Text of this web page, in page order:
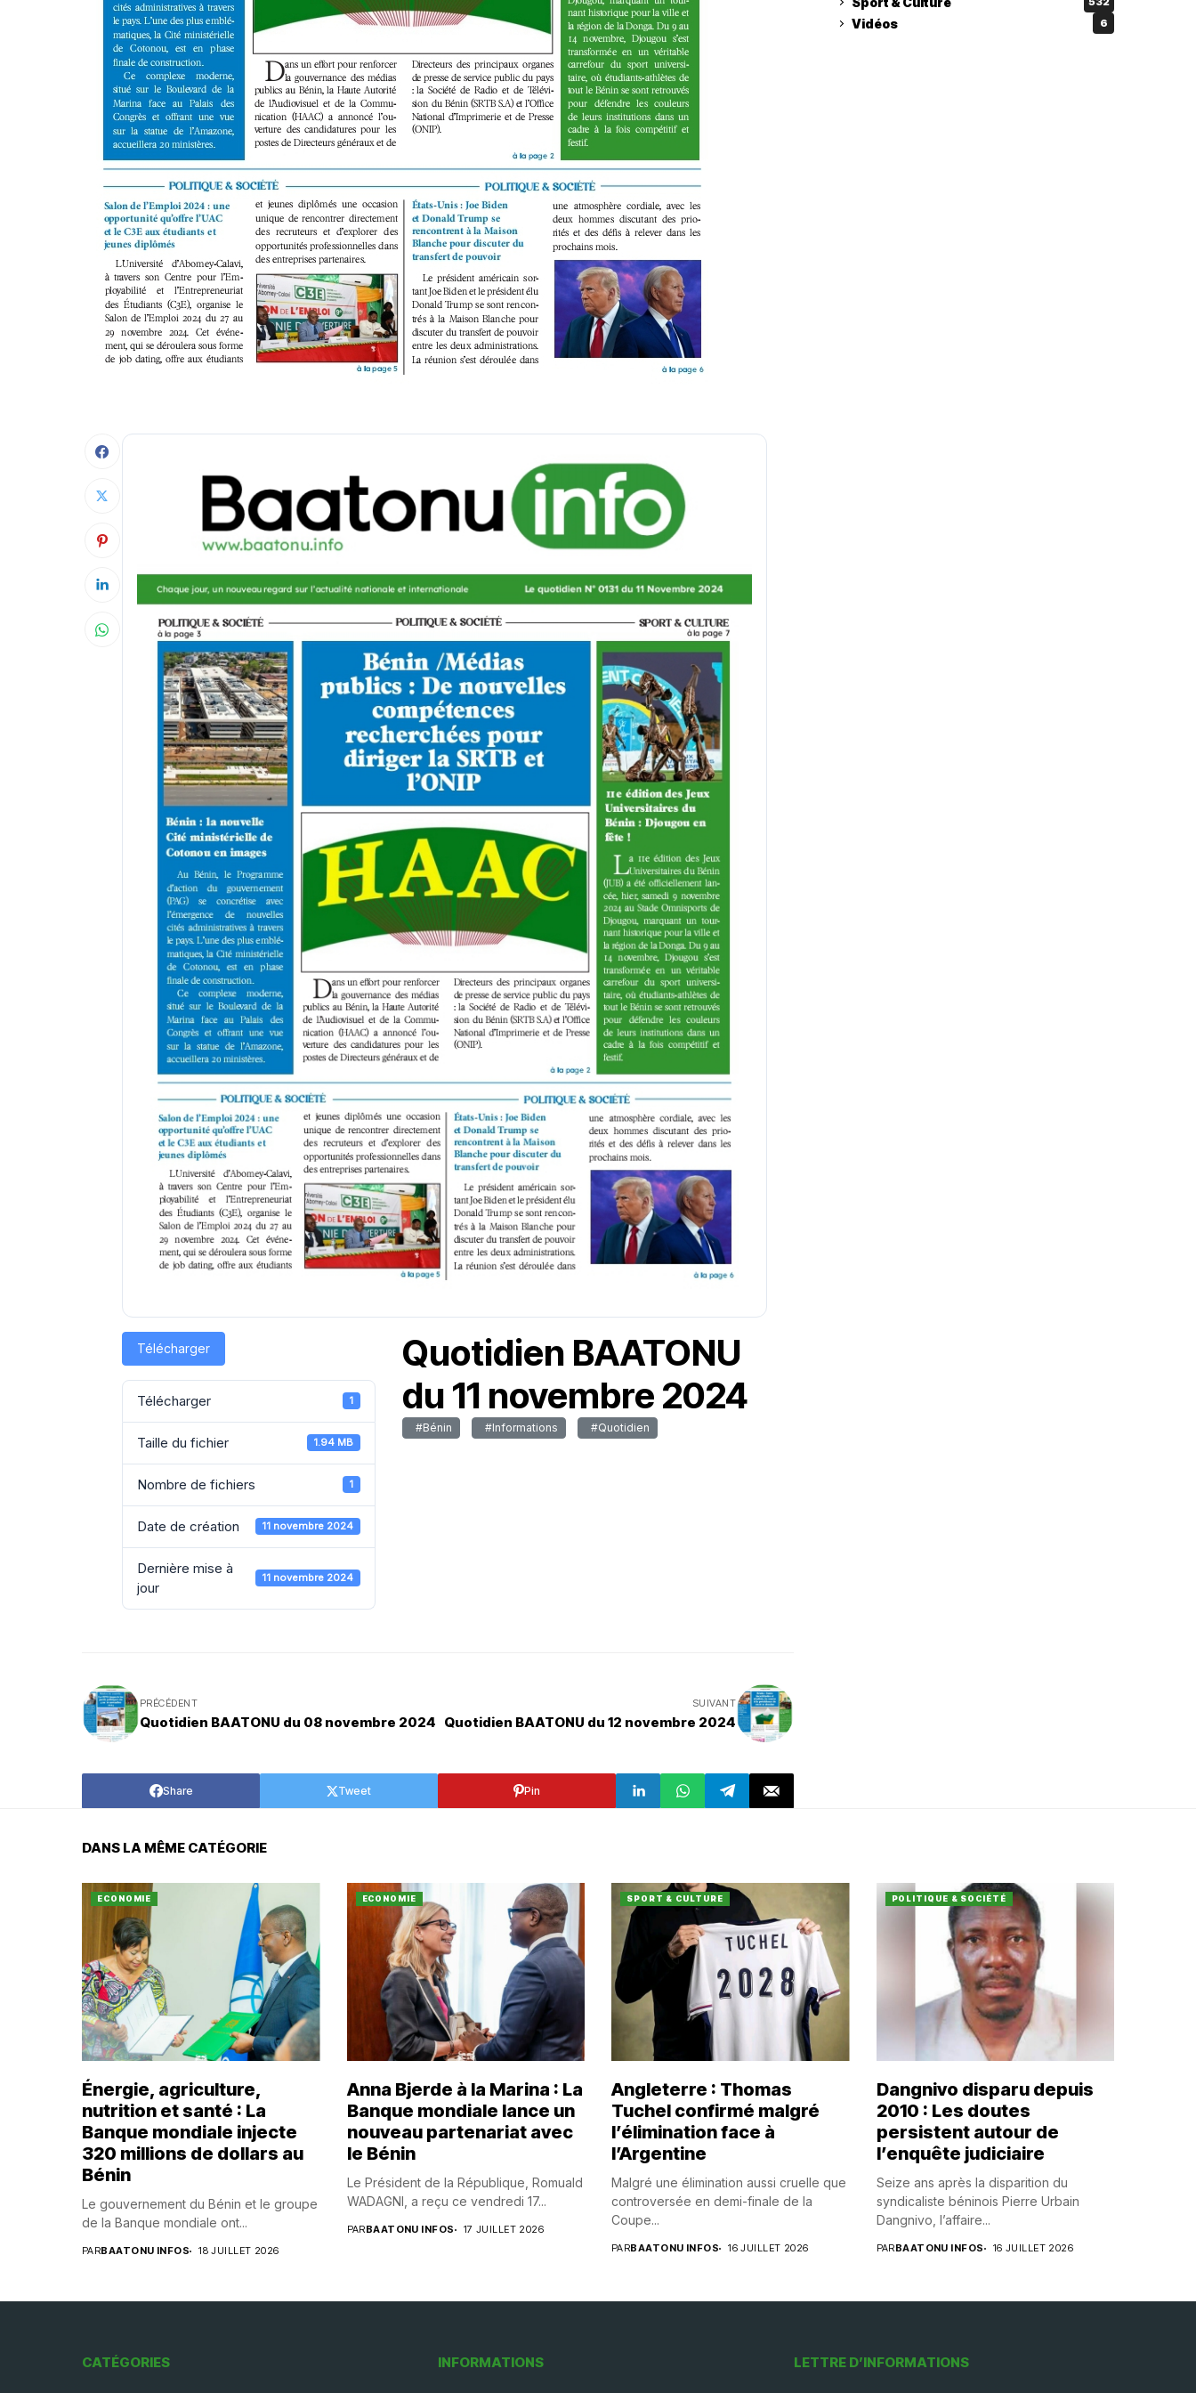
Télécharger
Télécharger 1
Taille du fichier 1.94 MB
Nombre de fichiers 1
Date de création 11 novembre 2024
Dernière mise à
jour
11 novembre 2024
Quotidien BAATONU
du 11 novembre 2024
#Bénin #Informations #Quotidien
PRÉCÉDENT
Quotidien BAATONU du 08 novembre 2024
SUIVANT
Quotidien BAATONU du 12 novembre 2024
Share Tweet Pin
Vidéos 6
DANS LA MÊME CATÉGORIE
ECONOMIE
Énergie, agriculture,
nutrition et santé : La
Banque mondiale injecte
320 millions de dollars au
Bénin
Le gouvernement du Bénin et le groupe
de la Banque mondiale ont...
PARBAATONU INFOS 18 JUILLET 2026
ECONOMIE
Anna Bjerde à la Marina : La
Banque mondiale lance un
nouveau partenariat avec
le Bénin
Le Président de la République, Romuald
WADAGNI, a reçu ce vendredi 17...
PARBAATONU INFOS 17 JUILLET 2026
SPORT & CULTURE
Angleterre : Thomas
Tuchel confirmé malgré
l’élimination face à
l’Argentine
Malgré une élimination aussi cruelle que
controversée en demi-finale de la
Coupe...
PARBAATONU INFOS 16 JUILLET 2026
POLITIQUE & SOCIÉTÉ
Dangnivo disparu depuis
2010 : Les doutes
persistent autour de
l’enquête judiciaire
Seize ans après la disparition du
syndicaliste béninois Pierre Urbain
Dangnivo, l’affaire...
PARBAATONU INFOS 16 JUILLET 2026
CATÉGORIES INFORMATIONS LETTRE D’INFORMATIONS